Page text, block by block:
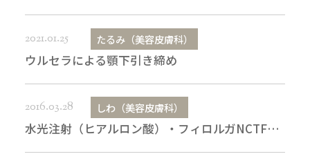
2021.01.25 たるみ（美容皮膚科）
ウルセラによる顎下引き締め
2016.03.28 しわ（美容皮膚科）
水光注射（ヒアルロン酸）・フィロルガNCTF135HA